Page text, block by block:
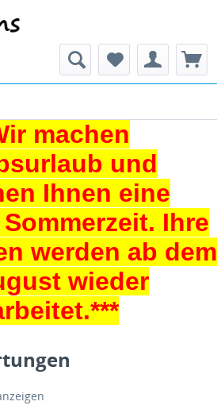
machen
und
Ihnen eine
Ihre
werden ab dem
wieder